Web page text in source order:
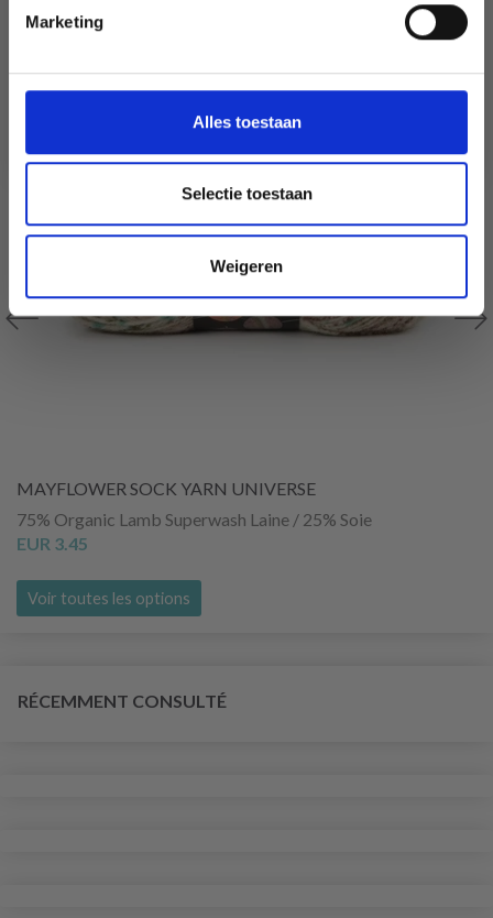
Marketing
Alles toestaan
Selectie toestaan
Weigeren
MAYFLOWER SOCK YARN UNIVERSE
75% Organic Lamb Superwash Laine / 25% Soie
EUR 3.45
Voir toutes les options
RÉCEMMENT CONSULTÉ
Wil je liever nieuws ontvangen over onze
Nederlands?